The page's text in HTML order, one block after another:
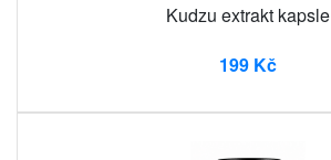
Kudzu extrakt kapsle
199 Kč